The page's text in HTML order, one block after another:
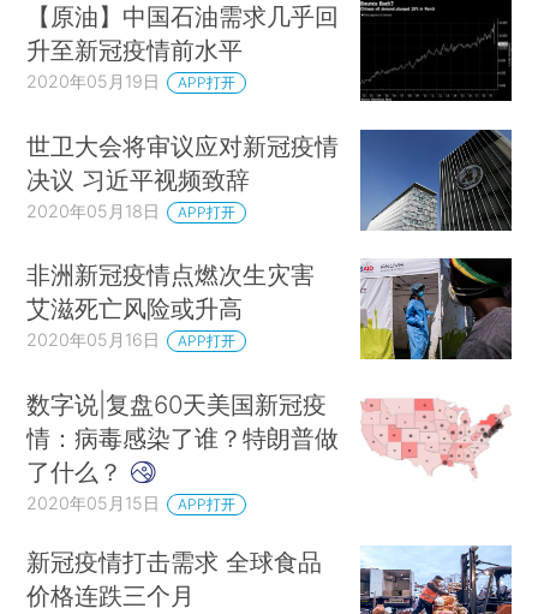
【原油】中国石油需求几乎回
升至新冠疫情前水平
2020年05月19日 APP打开
世卫大会将审议应对新冠疫情
决议 习近平视频致辞
2020年05月18日 APP打开
非洲新冠疫情点燃次生灾害
艾滋死亡风险或升高
2020年05月16日 APP打开
数字说|复盘60天美国新冠疫
情：病毒感染了谁？特朗普做
了什么？
2020年05月15日 APP打开
新冠疫情打击需求 全球食品
价格连跌三个月